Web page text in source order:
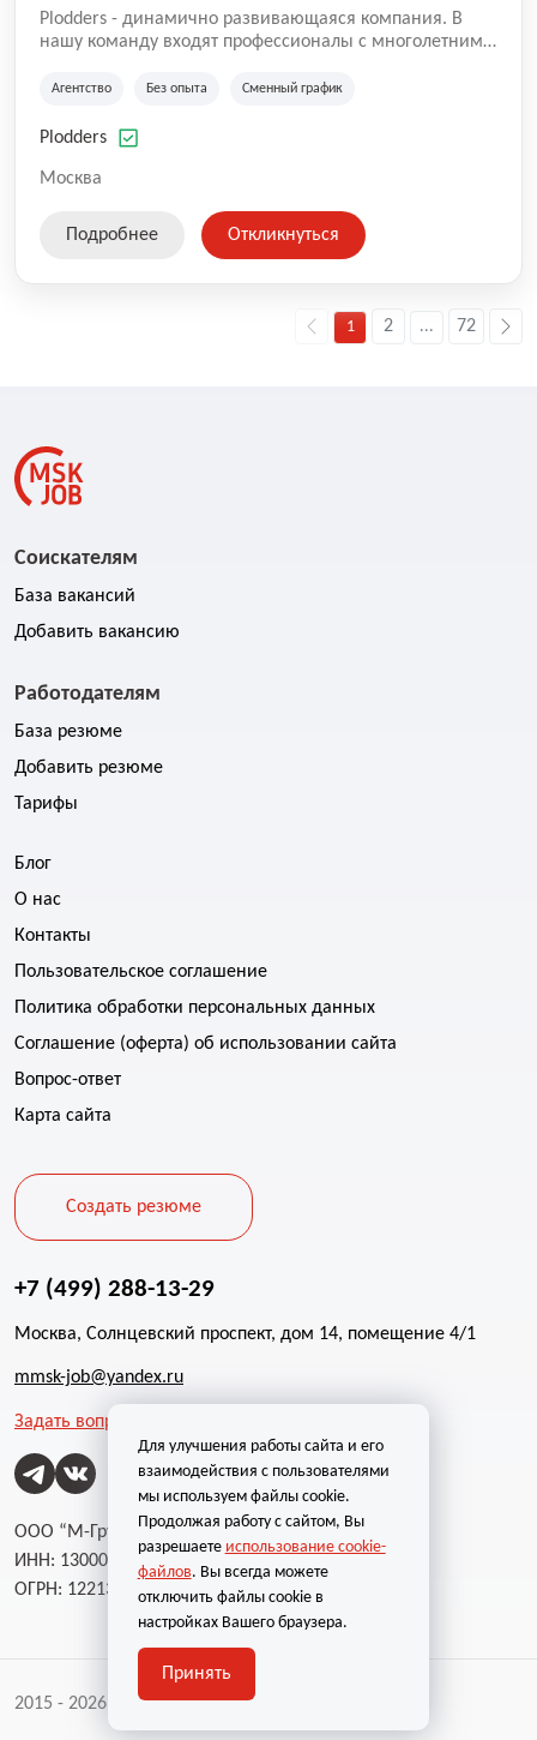
Plodders - динамично развивающаяся компания. В
нашу команду входят профессионалы с многолетним
на рынке аутсорсинга, а накопленный опыт позволяют
оказываемых услуг.
Агентство Без опыта Сменный график
Plodders
Москва
Подробнее Откликнуться
1 2 ... 72
Соискателям
База вакансий
Добавить вакансию
Работодателям
База резюме
Добавить резюме
Тарифы
Блог
О нас
Контакты
Пользовательское соглашение
Политика обработки персональных данных
Соглашение (оферта) об использовании сайта
Вопрос-ответ
Карта сайта
Создать резюме
+7 (499) 288-13-29
Москва, Солнцевский проспект, дом 14, помещение 4/1
mmsk-job@yandex.ru
Задать вопрос
ООО “М-Групп”
ИНН: 1300002787
ОГРН: 1221300004232
2015 - 2026 | Все права защищены
Для улучшения работы сайта и его
взаимодействия с пользователями
мы используем файлы cookie.
Продолжая работу с сайтом, Вы
разрешаете использование cookie-
файлов. Вы всегда можете
отключить файлы cookie в
настройках Вашего браузера.
Принять